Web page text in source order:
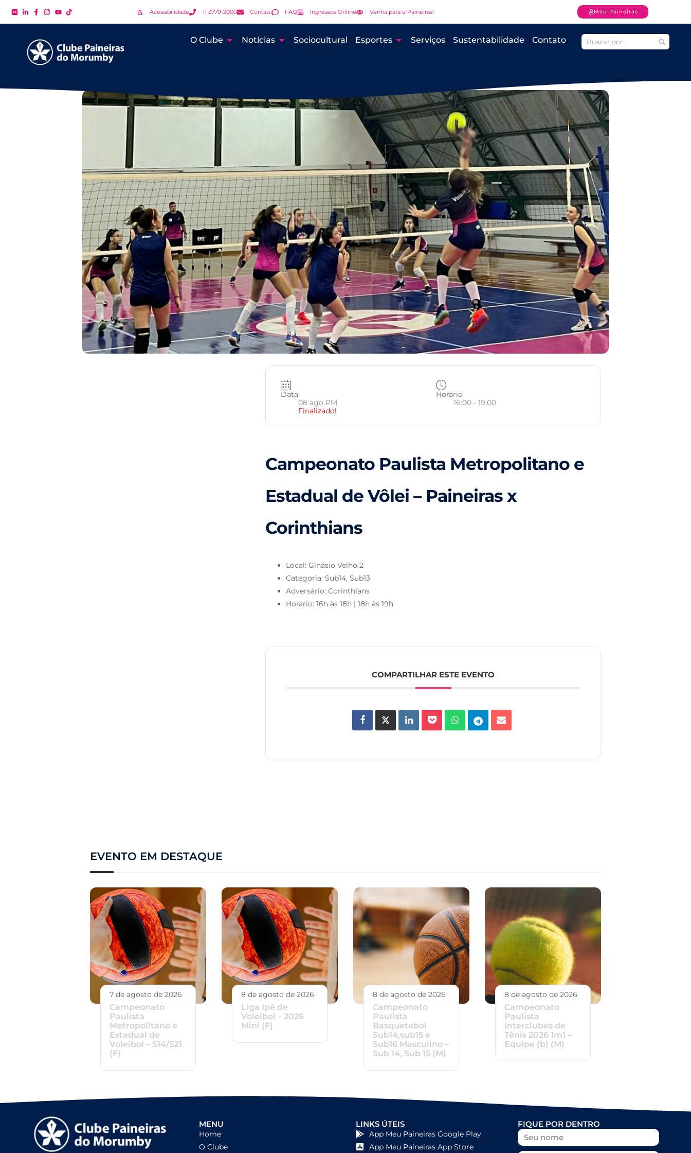
Acessibilidade 11 3779-2000 Contato FAQ Ingressos Online Venha para o Paineiras! Meu Paineiras
O Clube Notícias Sociocultural Esportes Serviços Sustentabilidade Contato
Data
08 ago PM
Finalizado!
Horário
16:00 - 19:00
Campeonato Paulista Metropolitano e
Estadual de Vôlei – Paineiras x
Corinthians
Local: Ginásio Velho 2
Categoria: Sub14, Sub13
Adversário: Corinthians
Horário: 16h às 18h | 18h às 19h
COMPARTILHAR ESTE EVENTO
EVENTO EM DESTAQUE
7 de agosto de 2026
Campeonato
Paulista
Metropolitano e
Estadual de
Voleibol – S14/S21
(F)
8 de agosto de 2026
Liga Ipê de
Voleibol – 2026
Mini (F)
8 de agosto de 2026
Campeonato
Paulista
Basquetebol
Sub14,sub15 e
Sub16 Masculino –
Sub 14, Sub 15 (M)
8 de agosto de 2026
Campeonato
Paulista
Interclubes de
Tênis 2026 1m1 –
Equipe (b) (M)
MENU
Home
O Clube
LINKS ÚTEIS
App Meu Paineiras Google Play
App Meu Paineiras App Store
FIQUE POR DENTRO